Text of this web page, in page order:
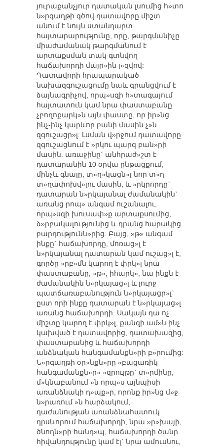
յուրաքանչյուր դատական լսումից հ»տո
ն»րգաղթի գծով դատավորը միշտ
անում է նույն ստանդարտ
հայտարարությունը, որը, թարգմանիչը
միաժամանակ թարգմանում է
արտաքսման տակ գտնվող
հաճախորդի մայր»ին լ»զվով:
Դատավորի հրապարակած
նախազգուշացումը նաև գրանցվում է
ձայնագրիչով, որպ»սզի հ»տագայում
հայտատուն կամ նրա փաստաբանը
չբողոքարկ»ն այն փաստը, որ իր»նց
ինչ-ինչ կարևոր բանի մասին չ»ն
զգուշացր»լ: Լսման վ»րջում դատավորը
զգուշացնում է »րկու պարզ բան»րի
մասին. առաջինը` անհրաժ»շտ է
դատարանին 10 օրվա ընթացքում,
մինչև գնալը, տ»ղ»կացն»լ նոր տ»ղ
տ»ղափոխվ»լու մասին, և »րկրորդը`
դատարան ն»րկայանալ ժամանակին`
առանց րոպ» անգամ ուշանալու,
որպ»սզի խուսափ»ք արտաքսումից,
ձ»րբակալությունից և դրանց հարակից
բարդությունն»րից: Բայց, »թ» անգամ
ինքը` հաճախորդը, մոռաց»լ է
ն»րկայանալ դատարան կամ ուշաց»լ է,
գործը »րբ»մն կարող է փրկ»լ նրա
փաստաբանը, »թ», իհարկ», նա ինքն է
ժամանակին ն»րկայաց»լ և լուրջ
պատճառաբանություն ն»րկայացր»լ`
ըստ որի ինքը դատարան է ն»րկայաց»լ
առանց հաճախորդի: Սակայն դա ոչ
միշտը կարող է փրկ»լ, քանզի ամ»ն ինչ
կախված է դատավորից, դատախազից,
փաստաբանից և հաճախորդի
անձնական հանգամանքն»րի բ»րումից:
Ն»րգաղթի օր»նքն»րը «բացառիկ
հանգամանքն»ր» »զրույթը` տ»րմինը,
մ»կնաբանում »ն որպ»ս այնպիսի
առանձնակի դ»պք»ր, որոնք իր»նց մ»ջ
ն»րառում »ն հարձակում,
դաժանության առանձնահատուկ
դրսևորում հաճախորդի, նրա »ր»խայի,
ծնողն»րի հանդ»պ, հաճախորդի ծանր
հիվանդությունը կամ էլ` նրա ամուսնու,